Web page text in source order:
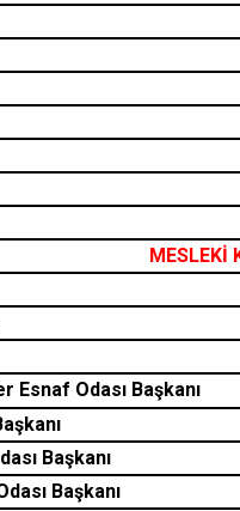
MESLEKİ
Odası Başkanı
Başkanı
Başkanı